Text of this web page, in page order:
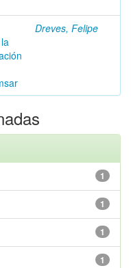
Dreves, Felipe
1
1
1
1